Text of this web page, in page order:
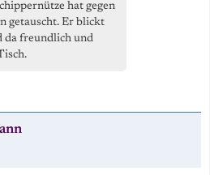
hat gegen
getauscht. Er blickt
da freundlich und